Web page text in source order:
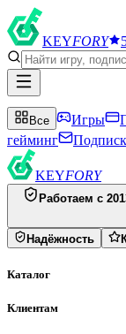
KEYFORY
Все Игры
гейминг
KEYFORY
Работаем с
Надёжность
Каталог
Клиентам